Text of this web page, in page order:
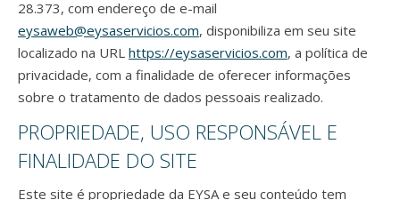
28.373, com endereço de e-mail
eysaweb@eysaservicios.com, disponibiliza em seu site
localizado na URL https://eysaservicios.com, a política de
privacidade, com a finalidade de oferecer informações
sobre o tratamento de dados pessoais realizado.
PROPRIEDADE, USO RESPONSÁVEL E
FINALIDADE DO SITE
Este site é propriedade da EYSA e seu conteúdo tem